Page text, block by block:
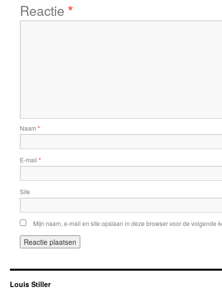
Reactie *
Naam *
E-mail *
Site
Mijn naam, e-mail en site opslaan in deze browser voor de volgende
Louis Stiller